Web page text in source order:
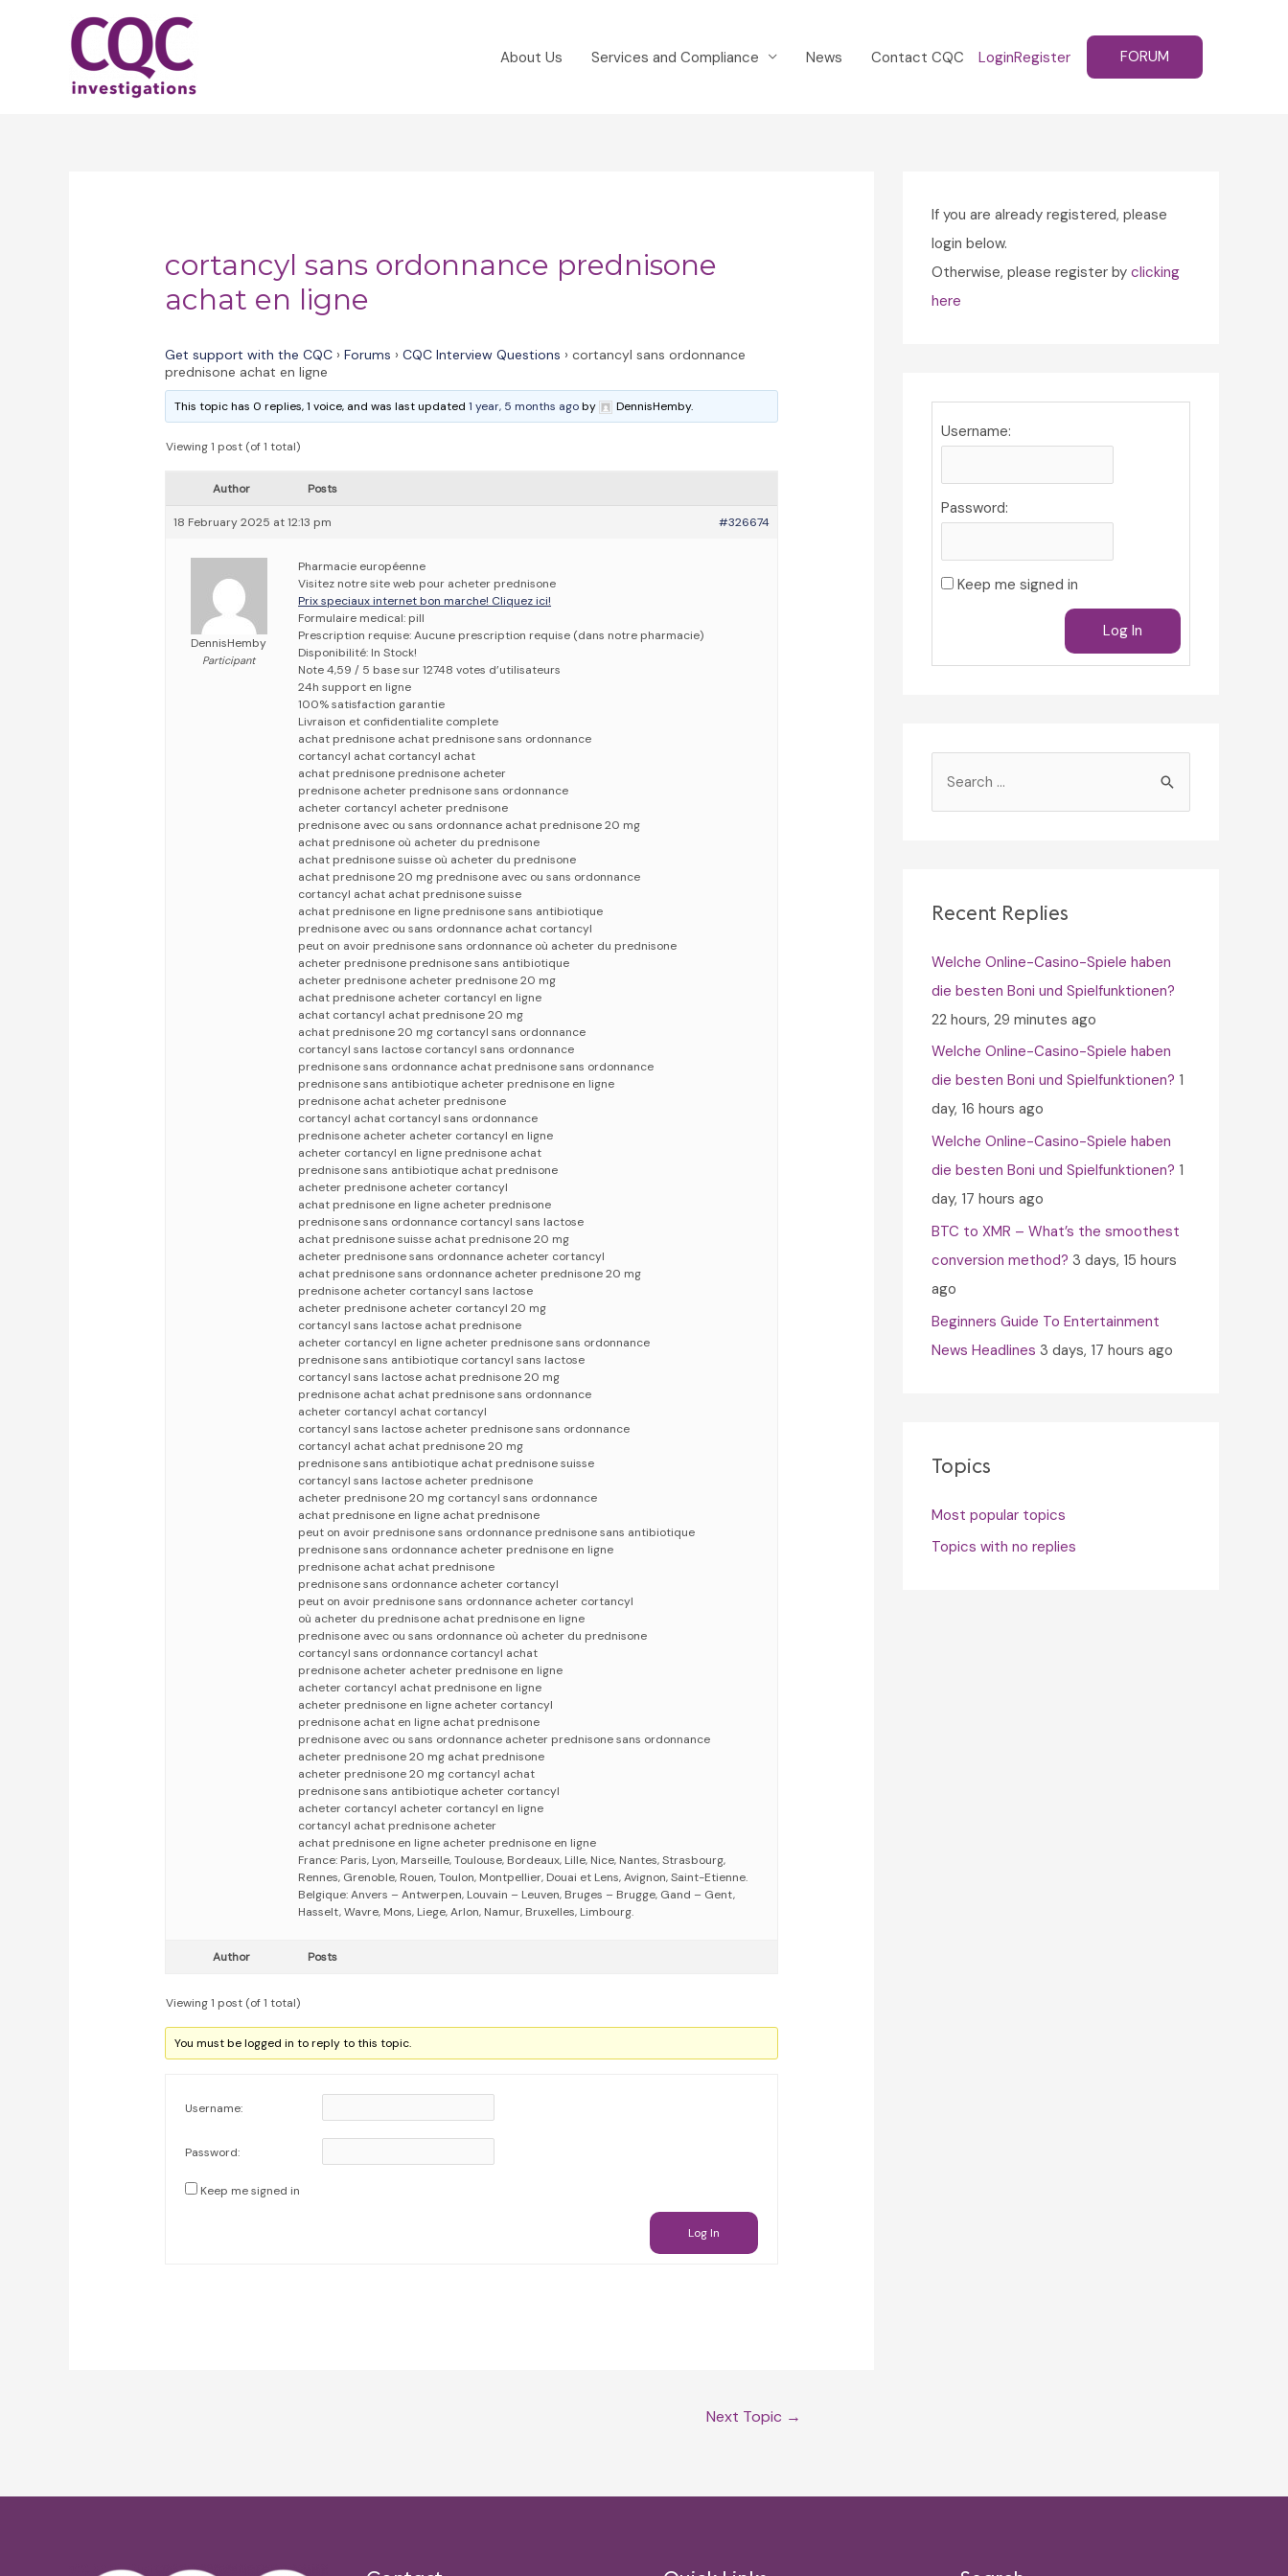
About Us Services and Compliance News Contact CQC LoginRegister FORUM
cortancyl sans ordonnance prednisone
achat en ligne
Get support with the CQC › Forums › CQC Interview Questions › cortancyl sans ordonnance
prednisone achat en ligne
This topic has 0 replies, 1 voice, and was last updated1 year, 5 months agoby DennisHemby.
Viewing 1 post (of 1 total)
Author Posts
18 February 2025 at 12:13 pm #326674
DennisHemby
Participant
Pharmacie européenne
Visitez notre site web pour acheter prednisone
Prix speciaux internet bon marche! Cliquez ici!
Formulaire medical: pill
Prescription requise: Aucune prescription requise (dans notre pharmacie)
Disponibilité: In Stock!
Note 4,59 / 5 base sur 12748 votes d’utilisateurs
24h support en ligne
100% satisfaction garantie
Livraison et confidentialite complete
achat prednisone achat prednisone sans ordonnance
cortancyl achat cortancyl achat
achat prednisone prednisone acheter
prednisone acheter prednisone sans ordonnance
acheter cortancyl acheter prednisone
prednisone avec ou sans ordonnance achat prednisone 20 mg
achat prednisone où acheter du prednisone
achat prednisone suisse où acheter du prednisone
achat prednisone 20 mg prednisone avec ou sans ordonnance
cortancyl achat achat prednisone suisse
achat prednisone en ligne prednisone sans antibiotique
prednisone avec ou sans ordonnance achat cortancyl
peut on avoir prednisone sans ordonnance où acheter du prednisone
acheter prednisone prednisone sans antibiotique
acheter prednisone acheter prednisone 20 mg
achat prednisone acheter cortancyl en ligne
achat cortancyl achat prednisone 20 mg
achat prednisone 20 mg cortancyl sans ordonnance
cortancyl sans lactose cortancyl sans ordonnance
prednisone sans ordonnance achat prednisone sans ordonnance
prednisone sans antibiotique acheter prednisone en ligne
prednisone achat acheter prednisone
cortancyl achat cortancyl sans ordonnance
prednisone acheter acheter cortancyl en ligne
acheter cortancyl en ligne prednisone achat
prednisone sans antibiotique achat prednisone
acheter prednisone acheter cortancyl
achat prednisone en ligne acheter prednisone
prednisone sans ordonnance cortancyl sans lactose
achat prednisone suisse achat prednisone 20 mg
acheter prednisone sans ordonnance acheter cortancyl
achat prednisone sans ordonnance acheter prednisone 20 mg
prednisone acheter cortancyl sans lactose
acheter prednisone acheter cortancyl 20 mg
cortancyl sans lactose achat prednisone
acheter cortancyl en ligne acheter prednisone sans ordonnance
prednisone sans antibiotique cortancyl sans lactose
cortancyl sans lactose achat prednisone 20 mg
prednisone achat achat prednisone sans ordonnance
acheter cortancyl achat cortancyl
cortancyl sans lactose acheter prednisone sans ordonnance
cortancyl achat achat prednisone 20 mg
prednisone sans antibiotique achat prednisone suisse
cortancyl sans lactose acheter prednisone
acheter prednisone 20 mg cortancyl sans ordonnance
achat prednisone en ligne achat prednisone
peut on avoir prednisone sans ordonnance prednisone sans antibiotique
prednisone sans ordonnance acheter prednisone en ligne
prednisone achat achat prednisone
prednisone sans ordonnance acheter cortancyl
peut on avoir prednisone sans ordonnance acheter cortancyl
où acheter du prednisone achat prednisone en ligne
prednisone avec ou sans ordonnance où acheter du prednisone
cortancyl sans ordonnance cortancyl achat
prednisone acheter acheter prednisone en ligne
acheter cortancyl achat prednisone en ligne
acheter prednisone en ligne acheter cortancyl
prednisone achat en ligne achat prednisone
prednisone avec ou sans ordonnance acheter prednisone sans ordonnance
acheter prednisone 20 mg achat prednisone
acheter prednisone 20 mg cortancyl achat
prednisone sans antibiotique acheter cortancyl
acheter cortancyl acheter cortancyl en ligne
cortancyl achat prednisone acheter
achat prednisone en ligne acheter prednisone en ligne
France: Paris, Lyon, Marseille, Toulouse, Bordeaux, Lille, Nice, Nantes, Strasbourg,
Rennes, Grenoble, Rouen, Toulon, Montpellier, Douai et Lens, Avignon, Saint-Etienne.
Belgique: Anvers – Antwerpen, Louvain – Leuven, Bruges – Brugge, Gand – Gent,
Hasselt, Wavre, Mons, Liege, Arlon, Namur, Bruxelles, Limbourg.
Author Posts
Viewing 1 post (of 1 total)
You must be logged in to reply to this topic.
Username:
Password:
Keep me signed in
Log In
Next Topic →
If you are already registered, please
login below.
Otherwise, please register by clicking
here
Username:
Password:
Keep me signed in
Log In
h
o
r
:
Recent Replies
Welche Online-Casino-Spiele haben
die besten Boni und Spielfunktionen?
22 hours, 29 minutes ago
Welche Online-Casino-Spiele haben
die besten Boni und Spielfunktionen? 1
day, 16 hours ago
Welche Online-Casino-Spiele haben
die besten Boni und Spielfunktionen? 1
day, 17 hours ago
BTC to XMR – What’s the smoothest
conversion method? 3 days, 15 hours
ago
Beginners Guide To Entertainment
News Headlines 3 days, 17 hours ago
Topics
Most popular topics
Topics with no replies